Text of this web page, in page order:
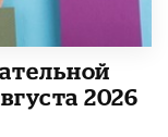
2026